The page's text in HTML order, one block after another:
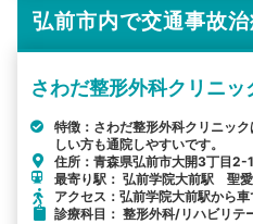
弘前市内で交通事故
さわだ整形外科クリニッ
特徴：さわだ整形外科クリニッ
しい方も通院しやすいです。
住所：青森県弘前市大開3丁目2-1
最寄り駅： 弘前学院大前駅 聖
アクセス：弘前学院大前駅から
診療科目： 整形外科/リハビリテ